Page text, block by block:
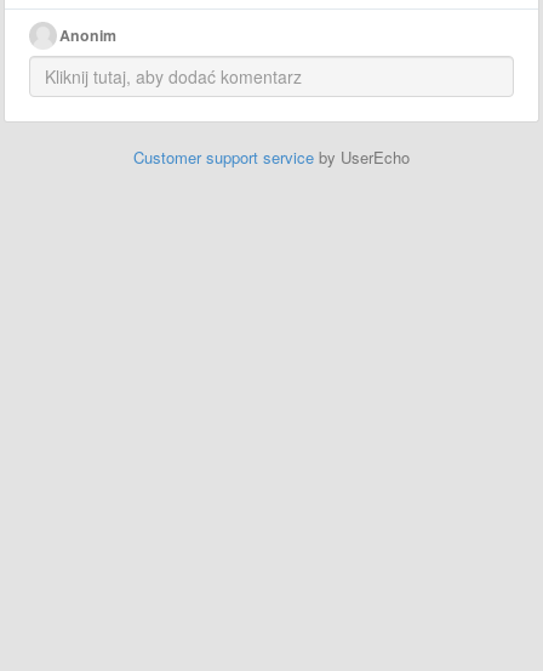
Anonim
Customer support service by UserEcho